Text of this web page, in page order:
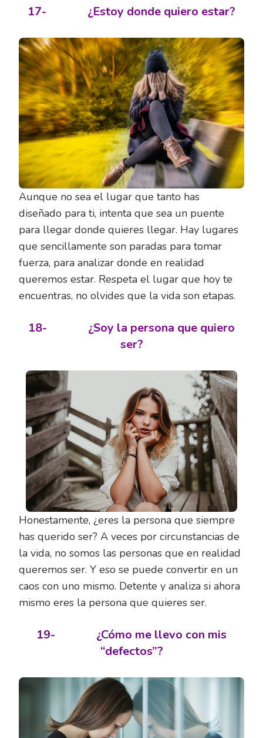
17- ¿Estoy donde quiero estar?
Aunque no sea el lugar que tanto has
diseñado para ti, intenta que sea un puente
para llegar donde quieres llegar. Hay lugares
que sencillamente son paradas para tomar
fuerza, para analizar donde en realidad
queremos estar. Respeta el lugar que hoy te
encuentras, no olvides que la vida son etapas.
18-
¿Soy la persona que quiero
ser?
Honestamente, ¿eres la persona que siempre
has querido ser? A veces por circunstancias de
la vida, no somos las personas que en realidad
queremos ser. Y eso se puede convertir en un
caos con uno mismo. Detente y analiza si ahora
mismo eres la persona que quieres ser.
19-
¿Cómo me llevo con mis
“defectos”?